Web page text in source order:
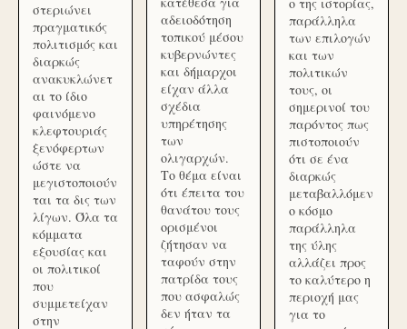
στεριώνει
πραγματικός
πολιτισμός και
διαρκώς
ανακυκλώνετ
αι το ίδιο
φαινόμενο
κλεφτουριάς
ξενόφερτων
ώστε να
μεγιστοποιούν
ται τα δις των
λίγων. Όλα τα
κόμματα
εξουσίας και
οι πολιτικοί
που
συμμετείχαν
στην
αδειοδότηση
τοπικού μέσου
κυβερνώντες
και δήμαρχοι
είχαν άλλα
σχέδια
υπηρέτησης
των
ολιγαρχών.
Το θέμα είναι
ότι έπειτα του
θανάτου τους
ορισμένοι
ζήτησαν να
ταφούν στην
πατρίδα τους
που ασφαλώς
δεν ήταν τα
παράλληλα
των επιλογών
και των
πολιτικών
τους, οι
σημερινοί του
παρόντος πως
πιστοποιούν
ότι σε ένα
διαρκώς
μεταβαλλόμεν
ο κόσμο
παράλληλα
της ύλης
αλλάζει προς
το καλύτερο η
περιοχή μας
για το